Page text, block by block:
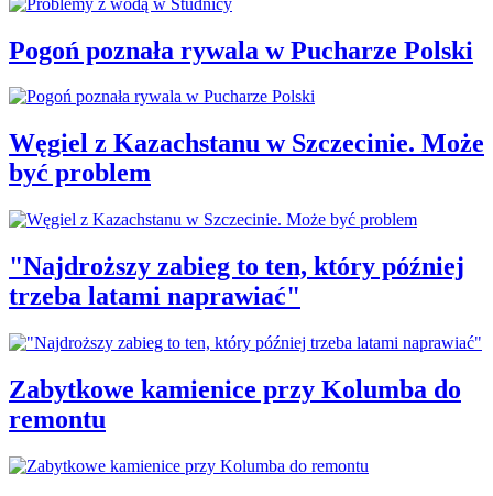
Pogoń poznała rywala w Pucharze Polski
Węgiel z Kazachstanu w Szczecinie. Może
być problem
"Najdroższy zabieg to ten, który później
trzeba latami naprawiać"
Zabytkowe kamienice przy Kolumba do
remontu